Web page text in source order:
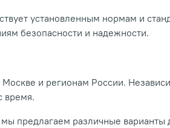
установленным нормам и
безопасности и надежности.
и регионам России.
время.
предлагаем различные варианты